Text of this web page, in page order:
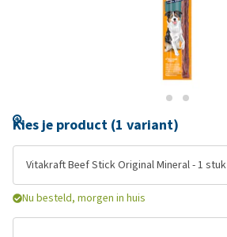
Kies je product (1 variant)
Vitakraft Beef Stick Original Mineral - 1 stuk
Nu besteld, morgen in huis